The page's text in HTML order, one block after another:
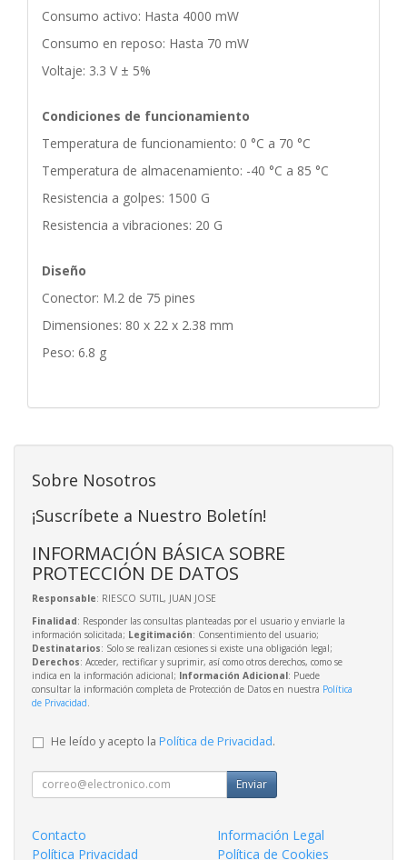
Consumo activo: Hasta 4000 mW
Consumo en reposo: Hasta 70 mW
Voltaje: 3.3 V ± 5%
Condiciones de funcionamiento
Temperatura de funcionamiento: 0 °C a 70 °C
Temperatura de almacenamiento: -40 °C a 85 °C
Resistencia a golpes: 1500 G
Resistencia a vibraciones: 20 G
Diseño
Conector: M.2 de 75 pines
Dimensiones: 80 x 22 x 2.38 mm
Peso: 6.8 g
Sobre Nosotros
¡Suscríbete a Nuestro Boletín!
INFORMACIÓN BÁSICA SOBRE
PROTECCIÓN DE DATOS
Responsable: RIESCO SUTIL, JUAN JOSE
Finalidad: Responder las consultas planteadas por el usuario y enviarle la
información solicitada; Legitimación: Consentimiento del usuario;
Destinatarios: Solo se realizan cesiones si existe una obligación legal;
Derechos: Acceder, rectificar y suprimir, así como otros derechos, como se
indica en la información adicional; Información Adicional: Puede
consultar la información completa de Protección de Datos en nuestra Política
de Privacidad
He leído y acepto la Política de Privacidad.
Enviar
Contacto
Información Legal
Política Privacidad
Política de Cookies